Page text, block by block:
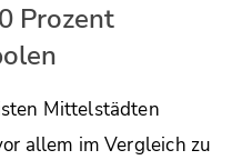
Prozent
Mittelstädten
allem im Vergleich zu